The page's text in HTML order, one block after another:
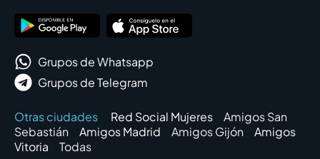
Grupos de Whatsapp
Grupos de Telegram
Otras ciudades Red Social Mujeres
Amigos San
Sebastián
Amigos Madrid Amigos Gijón
Amigos
Vitoria
Todas